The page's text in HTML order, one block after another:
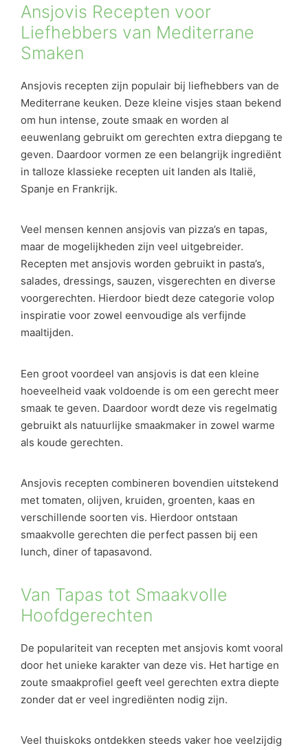
Ansjovis Recepten voor
Liefhebbers van Mediterrane
Smaken
Ansjovis recepten zijn populair bij liefhebbers van de
Mediterrane keuken. Deze kleine visjes staan bekend
om hun intense, zoute smaak en worden al
eeuwenlang gebruikt om gerechten extra diepgang te
geven. Daardoor vormen ze een belangrijk ingrediënt
in talloze klassieke recepten uit landen als Italië,
Spanje en Frankrijk.
Veel mensen kennen ansjovis van pizza’s en tapas,
maar de mogelijkheden zijn veel uitgebreider.
Recepten met ansjovis worden gebruikt in pasta’s,
salades, dressings, sauzen, visgerechten en diverse
voorgerechten. Hierdoor biedt deze categorie volop
inspiratie voor zowel eenvoudige als verfijnde
maaltijden.
Een groot voordeel van ansjovis is dat een kleine
hoeveelheid vaak voldoende is om een gerecht meer
smaak te geven. Daardoor wordt deze vis regelmatig
gebruikt als natuurlijke smaakmaker in zowel warme
als koude gerechten.
Ansjovis recepten combineren bovendien uitstekend
met tomaten, olijven, kruiden, groenten, kaas en
verschillende soorten vis. Hierdoor ontstaan
smaakvolle gerechten die perfect passen bij een
lunch, diner of tapasavond.
Van Tapas tot Smaakvolle
Hoofdgerechten
De populariteit van recepten met ansjovis komt vooral
door het unieke karakter van deze vis. Het hartige en
zoute smaakprofiel geeft veel gerechten extra diepte
zonder dat er veel ingrediënten nodig zijn.
Veel thuiskoks ontdekken steeds vaker hoe veelzijdig